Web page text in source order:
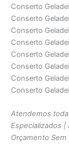
Conserto
Conserto
Conserto
Conserto
Conserto
Conserto
Conserto
Conserto
Atendemos
Especializados |
Orçamento